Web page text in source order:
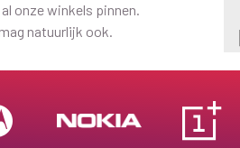
onze winkels pinnen.
natuurlijk ook.